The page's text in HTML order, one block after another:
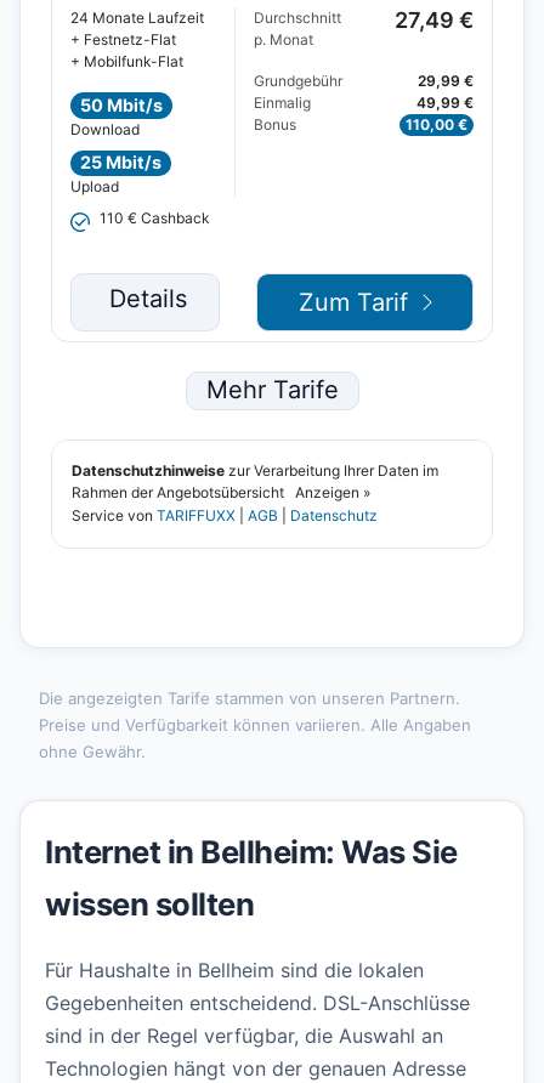
Die angezeigten Tarife stammen von unseren Partnern.
Preise und Verfügbarkeit können variieren. Alle Angaben
ohne Gewähr.
Internet in Bellheim: Was Sie
wissen sollten
Für Haushalte in Bellheim sind die lokalen
Gegebenheiten entscheidend. DSL-Anschlüsse
sind in der Regel verfügbar, die Auswahl an
Technologien hängt von der genauen Adresse